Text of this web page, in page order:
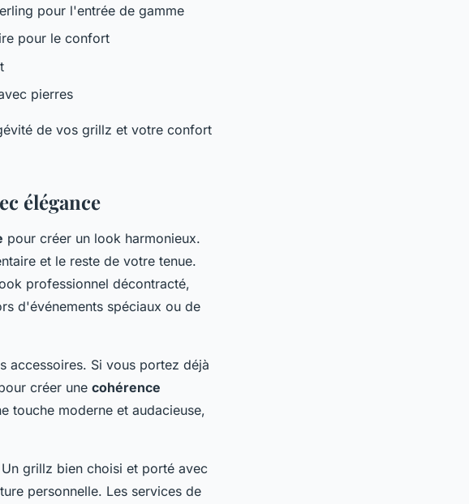
pour l'entrée de gamme
pour le confort
pierres
de vos grillz et votre confort
élégance
pour créer un look harmonieux.
et le reste de votre tenue.
professionnel décontracté,
d'événements spéciaux ou de
accessoires. Si vous portez déjà
créer une cohérence
touche moderne et audacieuse,
grillz bien choisi et porté avec
personnelle. Les services de